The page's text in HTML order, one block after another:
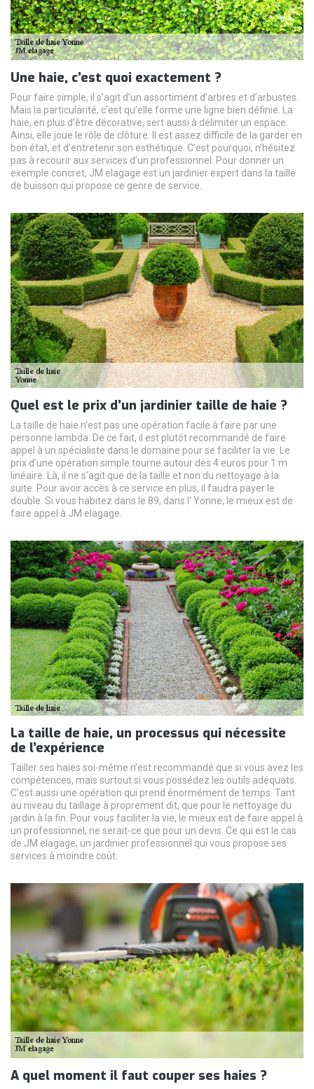
Une haie, c’est quoi exactement ?
Pour faire simple, il s’agit d’un assortiment d’arbres et d’arbustes.
Mais la particularité, c’est qu’elle forme une ligne bien définie. La
haie, en plus d’être décorative, sert aussi à délimiter un espace.
Ainsi, elle joue le rôle de clôture. Il est assez difficile de la garder en
bon état, et d’entretenir son esthétique. C’est pourquoi, n’hésitez
pas à recourir aux services d’un professionnel. Pour donner un
exemple concret, JM elagage est un jardinier expert dans la taille
de buisson qui propose ce genre de service.
Quel est le prix d’un jardinier taille de haie ?
La taille de haie n’est pas une opération facile à faire par une
personne lambda. De ce fait, il est plutôt recommandé de faire
appel à un spécialiste dans le domaine pour se faciliter la vie. Le
prix d’une opération simple tourne autour des 4 euros pour 1 m
linéaire. Là, il ne s’agit que de la taille et non du nettoyage à la
suite. Pour avoir accès à ce service en plus, il faudra payer le
double. Si vous habitez dans le 89, dans l' Yonne, le mieux est de
faire appel à JM elagage.
La taille de haie, un processus qui nécessite
de l’expérience
Tailler ses haies soi-même n’est recommandé que si vous avez les
compétences, mais surtout si vous possédez les outils adéquats.
C’est aussi une opération qui prend énormément de temps. Tant
au niveau du taillage à proprement dit, que pour le nettoyage du
jardin à la fin. Pour vous faciliter la vie, le mieux est de faire appel à
un professionnel, ne serait-ce que pour un devis. Ce qui est le cas
de JM elagage, un jardinier professionnel qui vous propose ses
services à moindre coût.
A quel moment il faut couper ses haies ?